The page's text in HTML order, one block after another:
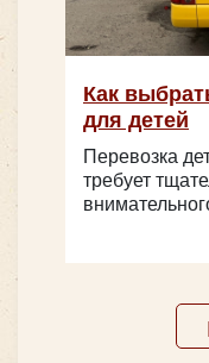
Как
для детей
Перевозка
требует